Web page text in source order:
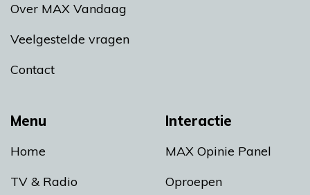
Menu
Home
TV & Radio
Interactie
MAX Opinie Panel
Oproepen
Over MAX Vandaag
Veelgestelde vragen
Contact